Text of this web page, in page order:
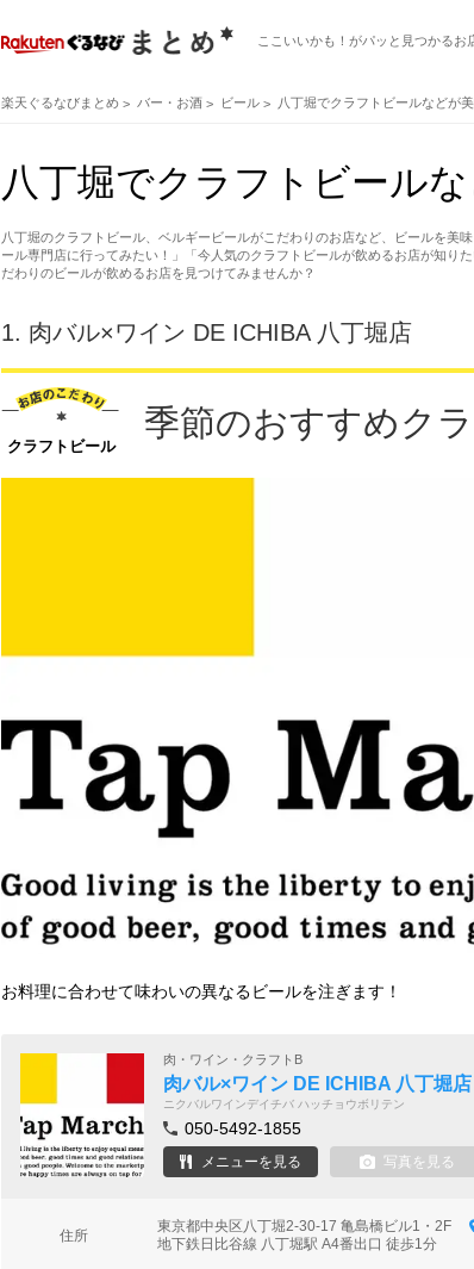
ここいいかも！がパッと見つかるお
楽天ぐるなびまとめ バー・お酒 ビール 八丁堀でクラフトビールなどが
八丁堀でクラフトビール
八丁堀のクラフトビール、ベルギービールがこだわりのお店など、ビールを
ール専門店に行ってみたい！」「今人気のクラフトビールが飲めるお店が知り
だわりのビールが飲めるお店を見つけてみませんか？
1. 肉バル×ワイン DE ICHIBA 八丁堀店
クラフトビール
季節のおすすめク
お料理に合わせて味わいの異なるビールを注ぎます！
肉・ワイン・クラフトB
肉バル×ワイン DE ICHIBA 八丁堀店
ニクバルワインデイチバ ハッチョウボリテン
050-5492-1855
メニューを見る 写真を見る
住所
東京都中央区八丁堀2-30-17 亀島橋ビル1・2F
地下鉄日比谷線 八丁堀駅 A4番出口 徒歩1分